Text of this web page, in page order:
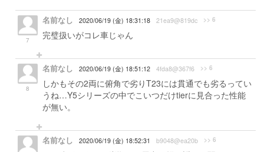
7
名前なし 2020/06/19 (金) 18:31:18 21ea9@819dc >> 6
完璧扱いがコレ車じゃん
8
名前なし 2020/06/19 (金) 18:51:12 4fda8@367f6 >> 6
しかもその2両に俯角で劣りT23には貫通でも劣るってい
うね…Y5シリーズの中でこいつだけtierに見合った性能
が無い。
名前なし 2020/06/19 (金) 18:52:31 b9048@ea20b >> 6